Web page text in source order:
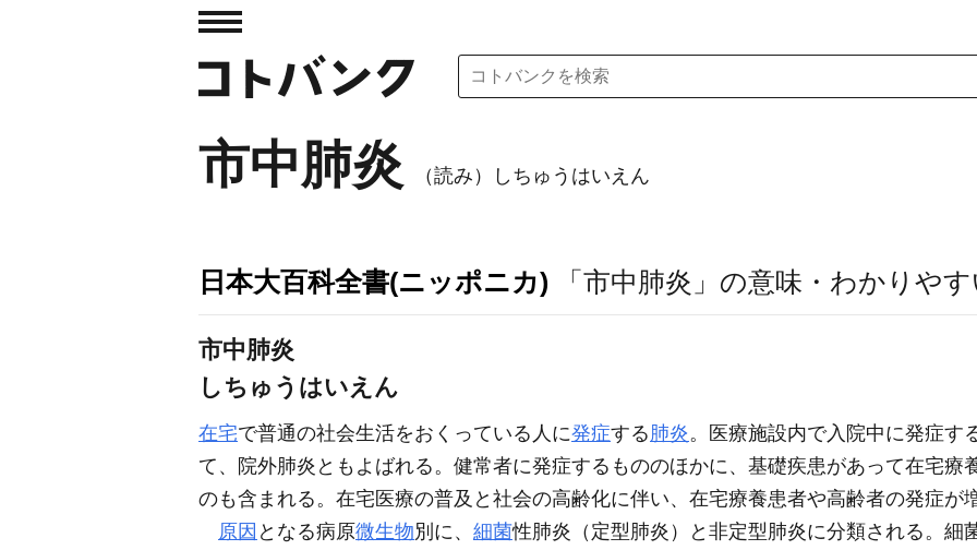
市中肺炎 （読み）しちゅうはいえん
日本大百科全書(ニッポニカ) 「市中肺炎」の意味・わかりや
市中肺炎
しちゅうはいえん
在宅で普通の社会生活をおくっている人に発症する肺炎。医療施設内で入院中に発症す
て、院外肺炎ともよばれる。健常者に発症するもののほかに、基礎疾患があって在宅療
のも含まれる。在宅医療の普及と社会の高齢化に伴い、在宅療養患者や高齢者の発症が
原因 となる病原微生物別に、 細菌性肺炎（定型肺炎）と非定型肺炎に分類される。細